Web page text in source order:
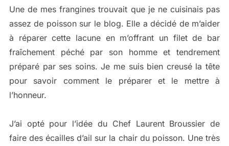
Une de mes frangines trouvait que je ne cuisinais pas
assez de poisson sur le blog. Elle a décidé de m’aider
à réparer cette lacune en m’offrant un filet de bar
fraîchement péché par son homme et tendrement
préparé par ses soins. Je me suis bien creusé la tête
pour savoir comment le préparer et le mettre à
l’honneur.
J’ai opté pour l’idée du Chef Laurent Broussier de
faire des écailles d’ail sur la chair du poisson. Une très